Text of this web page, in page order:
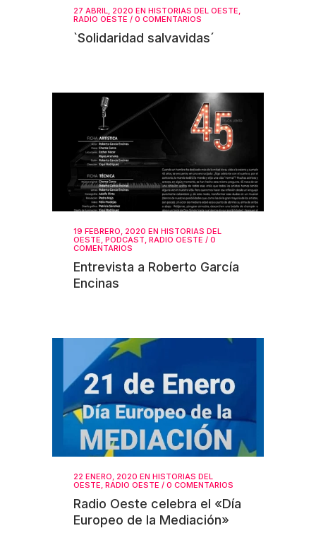
27 ABRIL, 2020 EN HISTORIAS DEL OESTE,
RADIO OESTE / 0 COMENTARIOS
`Solidaridad salvavidas´
19 FEBRERO, 2020 EN HISTORIAS DEL
OESTE, PODCAST, RADIO OESTE / 0
COMENTARIOS
Entrevista a Roberto García
Encinas
22 ENERO, 2020 EN HISTORIAS DEL
OESTE, RADIO OESTE / 0 COMENTARIOS
Radio Oeste celebra el «Día
Europeo de la Mediación»